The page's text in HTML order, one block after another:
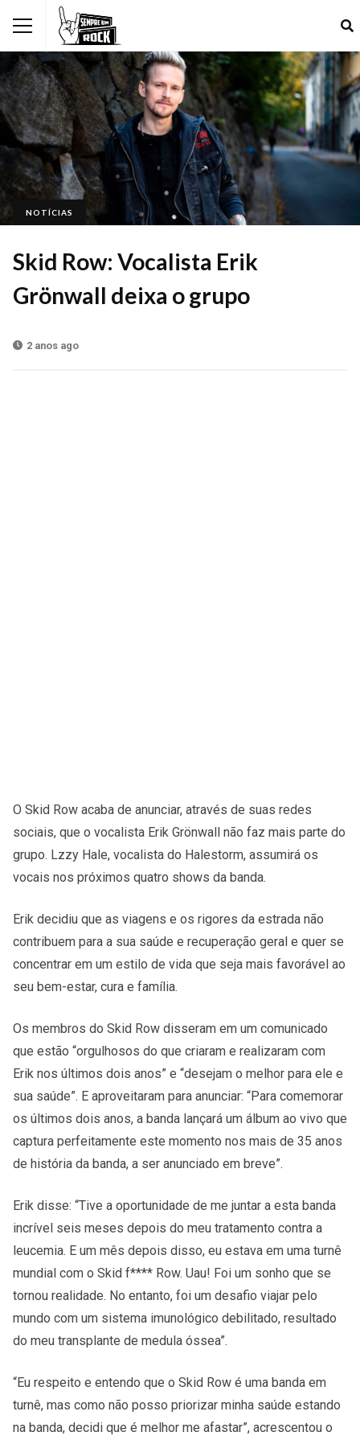
NOTÍCIAS
Skid Row: Vocalista Erik
Grönwall deixa o grupo
2 anos ago
O Skid Row acaba de anunciar, através de suas redes
sociais, que o vocalista Erik Grönwall não faz mais parte do
grupo. Lzzy Hale, vocalista do Halestorm, assumirá os
vocais nos próximos quatro shows da banda.
Erik decidiu que as viagens e os rigores da estrada não
contribuem para a sua saúde e recuperação geral e quer se
concentrar em um estilo de vida que seja mais favorável ao
seu bem-estar, cura e família.
Os membros do Skid Row disseram em um comunicado
que estão “orgulhosos do que criaram e realizaram com
Erik nos últimos dois anos” e “desejam o melhor para ele e
sua saúde”. E aproveitaram para anunciar: “Para comemorar
os últimos dois anos, a banda lançará um álbum ao vivo que
captura perfeitamente este momento nos mais de 35 anos
de história da banda, a ser anunciado em breve”.
Erik disse: “Tive a oportunidade de me juntar a esta banda
incrível seis meses depois do meu tratamento contra a
leucemia. E um mês depois disso, eu estava em uma turnê
mundial com o Skid f**** Row. Uau! Foi um sonho que se
tornou realidade. No entanto, foi um desafio viajar pelo
mundo com um sistema imunológico debilitado, resultado
do meu transplante de medula óssea”.
“Eu respeito e entendo que o Skid Row é uma banda em
turnê, mas como não posso priorizar minha saúde estando
na banda, decidi que é melhor me afastar”, acrescentou o